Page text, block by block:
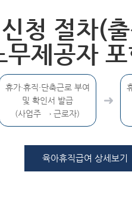
청 절차(
무제공자
휴가·휴직·단축근로 부여
및 확인서 발급
(사업주 → 근로자)
육아휴직급여 상세보기